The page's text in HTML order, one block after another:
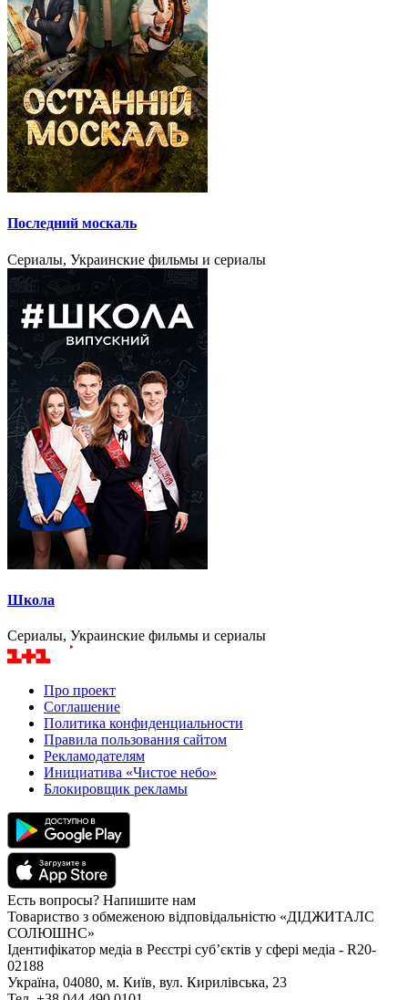
Последний москаль
Сериалы, Украинские фильмы и сериалы
Школа
Сериалы, Украинские фильмы и сериалы
Про проект
Соглашение
Политика конфиденциальности
Правила пользования сайтом
Рекламодателям
Инициатива «Чистое небо»
Блокировщик рекламы
Есть вопросы? Напишите нам
Товариство з обмеженою відповідальністю «ДІДЖИТАЛС
СОЛЮШНС»
Ідентифікатор медіа в Реєстрі суб’єктів у сфері медіа - R20-
02188
Україна, 04080, м. Київ, вул. Кирилівська, 23